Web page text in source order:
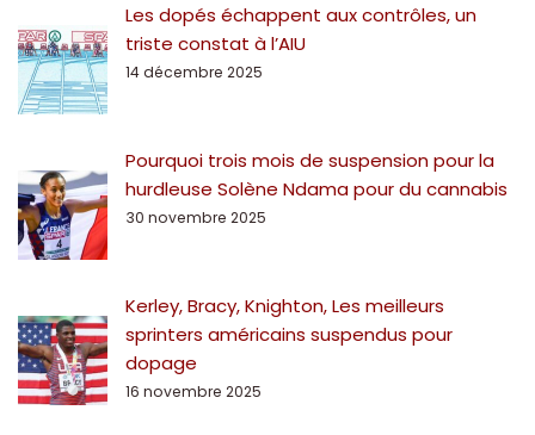
Les dopés échappent aux contrôles, un
triste constat à l’AIU
14 décembre 2025
Pourquoi trois mois de suspension pour la
hurdleuse Solène Ndama pour du cannabis
30 novembre 2025
Kerley, Bracy, Knighton, Les meilleurs
sprinters américains suspendus pour
dopage
16 novembre 2025